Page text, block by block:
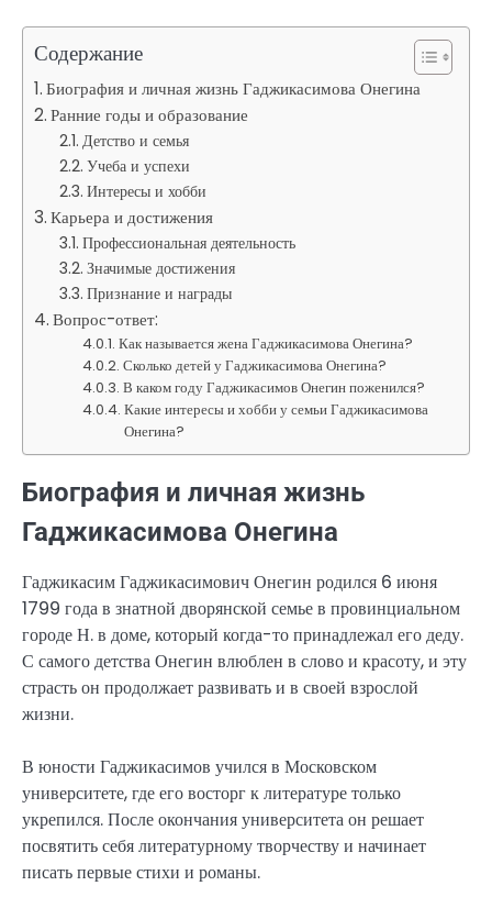
Содержание
Биография и личная жизнь Гаджикасимова Онегина
Ранние годы и образование
Детство и семья
Учеба и успехи
Интересы и хобби
Карьера и достижения
Профессиональная деятельность
Значимые достижения
Признание и награды
Вопрос-ответ:
Как называется жена Гаджикасимова Онегина?
Сколько детей у Гаджикасимова Онегина?
В каком году Гаджикасимов Онегин поженился?
Какие интересы и хобби у семьи Гаджикасимова
Онегина?
Биография и личная жизнь
Гаджикасимова Онегина
Гаджикасим Гаджикасимович Онегин родился 6 июня
1799 года в знатной дворянской семье в провинциальном
городе Н. в доме, который когда-то принадлежал его деду.
С самого детства Онегин влюблен в слово и красоту, и эту
страсть он продолжает развивать и в своей взрослой
жизни.
В юности Гаджикасимов учился в Московском
университете, где его восторг к литературе только
укрепился. После окончания университета он решает
посвятить себя литературному творчеству и начинает
писать первые стихи и романы.